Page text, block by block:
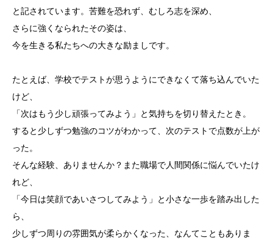
と記されています。苦難を恐れず、むしろ志を深め、
さらに強くなられたその姿は、
今を生きる私たちへの大きな励ましです。
たとえば、学校でテストが思うようにできなくて落ち込んでいた
けど、
「次はもう少し頑張ってみよう」と気持ちを切り替えたとき。
すると少しずつ勉強のコツがわかって、次のテストで点数が上が
った。
そんな経験、ありませんか？また職場で人間関係に悩んでいたけ
れど、
「今日は笑顔であいさつしてみよう」と小さな一歩を踏み出した
ら、
少しずつ周りの雰囲気が柔らかくなった、なんてこともありま